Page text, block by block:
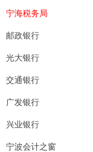
宁海税务局
邮政银行
光大银行
交通银行
广发银行
兴业银行
宁波会计之窗